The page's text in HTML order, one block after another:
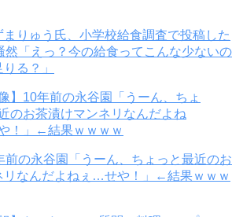
りゅう氏、小学校給食調査で投稿した
然「えっ？今の給食ってこんな少ないの
る？」
前の永谷園「うーん、ちょっと最近のお
リなんだよねぇ…せや！」←結果ｗｗｗ